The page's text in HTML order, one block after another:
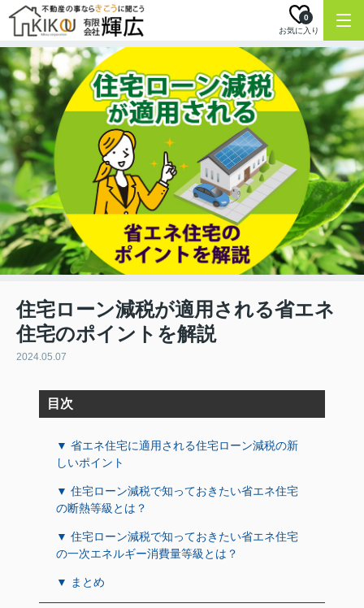
お気に入り
0
住宅ローン減税が適用される省エネ
住宅のポイントを解説
2024.05.07
目次
▼ 省エネ住宅に適用される住宅ローン減税の新
しいポイント
▼ 住宅ローン減税で知っておきたい省エネ住宅
の断熱等級とは？
▼ 住宅ローン減税で知っておきたい省エネ住宅
の一次エネルギー消費量等級とは？
▼ まとめ